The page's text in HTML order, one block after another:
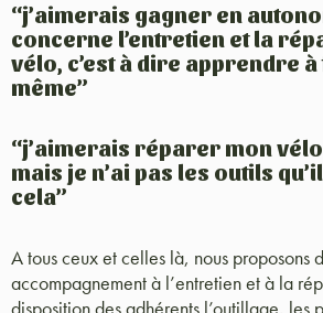
“j’aimerais gagner en
concerne l’entretien et la
vélo, c’est à dire apprendre
même”
“j’aimerais réparer mon
mais je n’ai pas les outils
cela”
A tous ceux et celles là, nous proposons
accompagnement à l’entretien et à la